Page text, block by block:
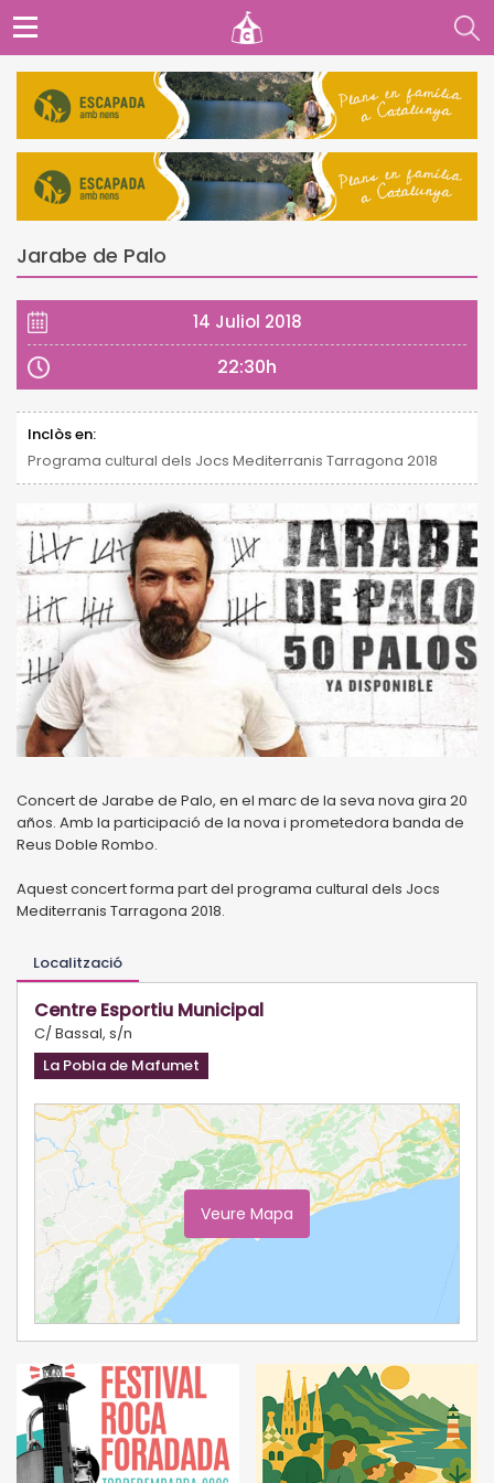
Jarabe de Palo
14 Juliol 2018
22:30h
Inclòs en:
Programa cultural dels Jocs Mediterranis Tarragona 2018
Concert de Jarabe de Palo, en el marc de la seva nova gira 20
años. Amb la participació de la nova i prometedora banda de
Reus Doble Rombo.
Aquest concert forma part del programa cultural dels Jocs
Mediterranis Tarragona 2018.
Localització
Centre Esportiu Municipal
C/ Bassal, s/n
La Pobla de Mafumet
Veure Mapa